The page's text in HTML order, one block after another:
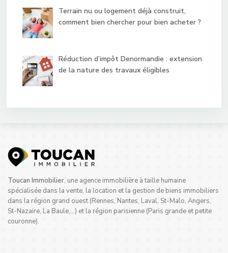
Terrain nu ou logement déjà construit,
comment bien chercher pour bien acheter ?
Réduction d’impôt Denormandie : extension
de la nature des travaux éligibles
Toucan Immobilier, une agence immobilière à taille humaine
spécialisée dans la vente, la location et la gestion de biens immobiliers
dans la région grand ouest (Rennes, Nantes, Laval, St-Malo, Angers,
St-Nazaire, La Baule,…) et la région parisienne (Paris grande et petite
couronne).